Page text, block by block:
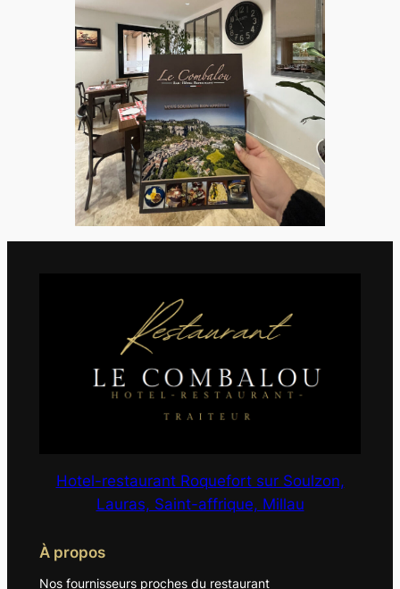
Hotel-restaurant Roquefort sur Soulzon,
Lauras, Saint-affrique, Millau
À propos
Nos fournisseurs proches du restaurant